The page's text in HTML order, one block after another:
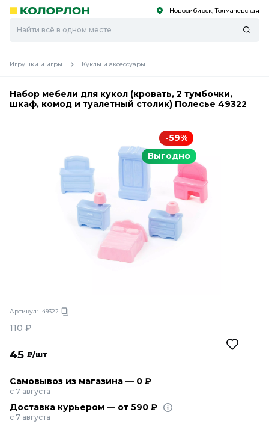
Скоро
Скоро Новосибирск, Толмачевская
Игрушки и игры Куклы и аксессуары
Набор мебели для кукол (кровать, 2 тумбочки,
шкаф, комод и туалетный столик) Полесье 49322
-59%
Выгодно
Артикул: 49322
110₽
45 ₽/шт
Самовывоз из магазина — 0 ₽
с 7 августа
Доставка курьером — от 590 ₽
с 7 августа